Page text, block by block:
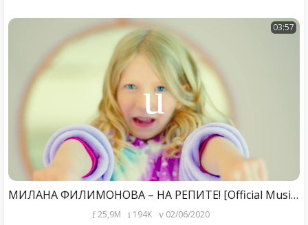
03:57
МИЛАНА ФИЛИМОНОВА – НА РЕПИТЕ! [Official Music Video]
25,9M 194K 02/06/2020